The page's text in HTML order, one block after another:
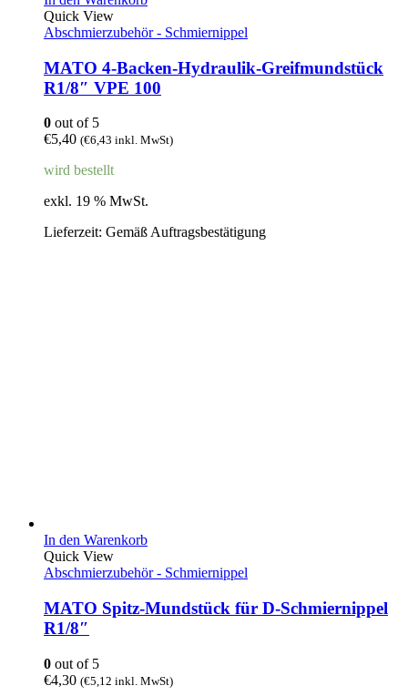
Quick View
Abschmierzubehör - Schmiernippel
MATO 4-Backen-Hydraulik-Greifmundstück
R1/8″ VPE 100
0 out of 5
€5,40 (€6,43 inkl. MwSt)
wird bestellt
exkl. 19 % MwSt.
Lieferzeit: Gemäß Auftragsbestätigung
In den Warenkorb
Quick View
Abschmierzubehör - Schmiernippel
MATO Spitz-Mundstück für D-Schmiernippel
R1/8″
0 out of 5
€4,30 (€5,12 inkl. MwSt)